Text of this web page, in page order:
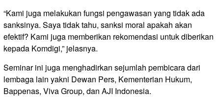
“Kami juga melakukan fungsi pengawasan yang tidak ada
sanksinya. Saya tidak tahu, sanksi moral apakah akan
efektif? Kami juga memberikan rekomendasi untuk diberikan
kepada Komdigi,” jelasnya.
Seminar ini juga menghadirkan sejumlah pembicara dari
lembaga lain yakni Dewan Pers, Kementerian Hukum,
Bappenas, Viva Group, dan AJI Indonesia.